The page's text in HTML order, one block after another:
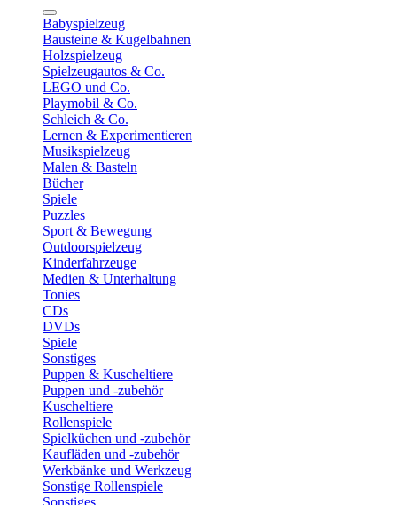
Babyspielzeug
Bausteine & Kugelbahnen
Holzspielzeug
Spielzeugautos & Co.
LEGO und Co.
Playmobil & Co.
Schleich & Co.
Lernen & Experimentieren
Musikspielzeug
Malen & Basteln
Bücher
Spiele
Puzzles
Sport & Bewegung
Outdoorspielzeug
Kinderfahrzeuge
Medien & Unterhaltung
Tonies
CDs
DVDs
Spiele
Sonstiges
Puppen & Kuscheltiere
Puppen und -zubehör
Kuscheltiere
Rollenspiele
Spielküchen und -zubehör
Kaufläden und -zubehör
Werkbänke und Werkzeug
Sonstige Rollenspiele
Sonstiges